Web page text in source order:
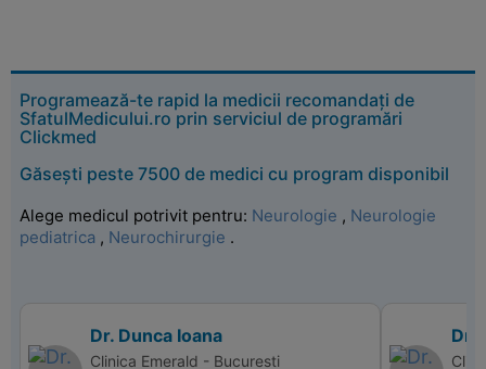
Programează-te rapid la medicii recomandați de
SfatulMedicului.ro prin serviciul de programări
Clickmed
Găsești peste 7500 de medici cu program disponibil
Alege medicul potrivit pentru: Neurologie , Neurologie
pediatrica , Neurochirurgie .
Dr. Dunca Ioana
Clinica Emerald - Bucuresti
Dr.